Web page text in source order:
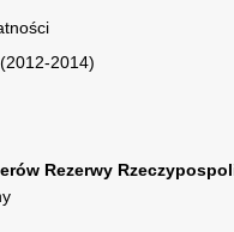
2014)
Rezerwy